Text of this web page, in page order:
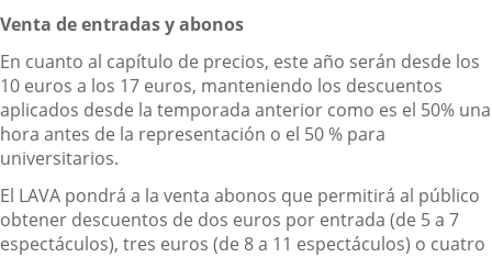
Venta de entradas y abonos
En cuanto al capítulo de precios, este año serán desde los
10 euros a los 17 euros, manteniendo los descuentos
aplicados desde la temporada anterior como es el 50% una
hora antes de la representación o el 50 % para
universitarios.
El LAVA pondrá a la venta abonos que permitirá al público
obtener descuentos de dos euros por entrada (de 5 a 7
espectáculos), tres euros (de 8 a 11 espectáculos) o cuatro